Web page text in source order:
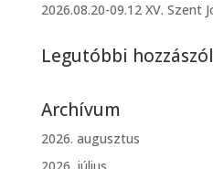
2026.08.20-09.12 XV. Szent
Legutóbbi
Archívum
2026. augusztus